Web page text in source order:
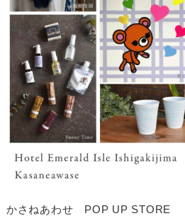
かさねあわせ POP UP STORE